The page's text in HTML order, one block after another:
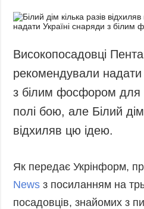
Світ
Регіони
Суcпільcтво
Культура
Діаcпора
Спорт
Високопосадовці
рекомендували надати
з білим фосфором для
полі бою, але Білий дім
відхиляв цю ідею.
Як передає Укрінформ,
News з посиланням на
посадовців, знайомих з